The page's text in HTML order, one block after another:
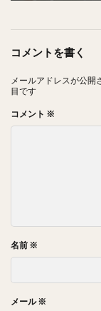
コメントを書く
メールアドレスが公開
目です
コメント ※
名前 ※
メール※